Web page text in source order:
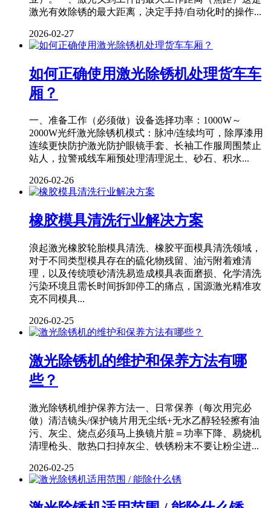
激光有效除锈的最大距离，决定手持/自动化时的操作...
2026-02-27
如何正确使用激光除锈机处理货车车
厢？
一、准备工作（必须做）设备选择功率：1000W～
2000W光纤激光除锈机模式：脉冲/连续均可，除厚漆用
连续更快防护激光防护眼镜手套、长袖工作服周围禁止
站人，拉警戒线车厢预处理清理泥土、砂石、积水...
2026-02-26
橡胶模具清洗行业解决方案
浪起激光橡胶轮胎模具清洗、橡胶平面模具清洗领域，
对于不同类型模具存在的硫化物残留、油污附着难清
理，以及传统喷砂清洗易造成模具表面磨损、化学清洗
污染环境且需长时间拆卸停工的痛点，国源激光精准攻
克不同模具...
2026-02-25
激光除锈机的维护和保养方法有哪
些？
激光除锈机维护保养方法一、日常保养（每次用完必
做）清洁镜头/保护镜片用无尘纸+无水乙醇轻轻擦有油
污、灰尘、烧点必须马上换镜片脏＝功率下降、易烧机
清理枪头、散热口扫掉灰尘、铁锈粉末不要让粉尘进...
2026-02-25